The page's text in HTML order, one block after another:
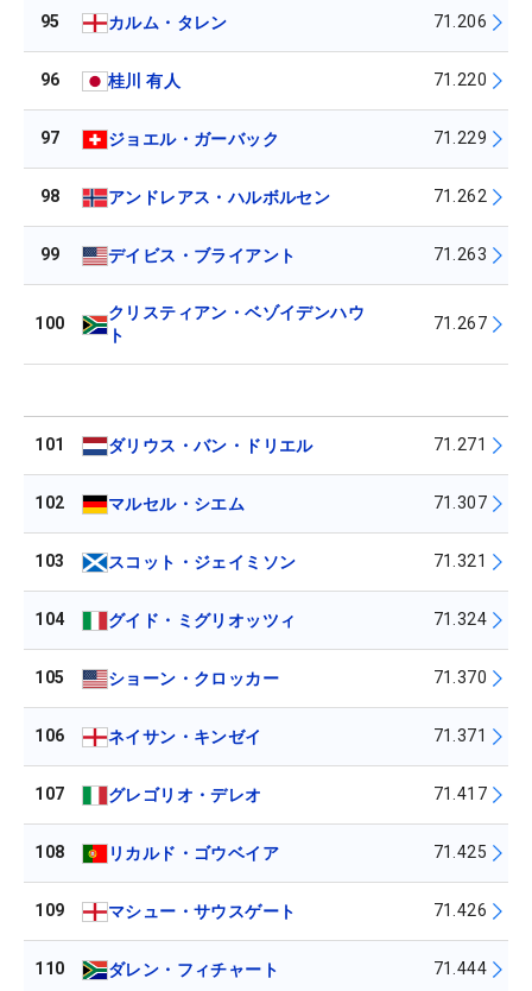
95 カルム・タレン 71.206
96 桂川 有人 71.220
97 ジョエル・ガーバック 71.229
98 アンドレアス・ハルボルセン 71.262
99 デイビス・ブライアント 71.263
100
クリスティアン・ベゾイデンハウ
ト
71.267
101 ダリウス・バン・ドリエル 71.271
102 マルセル・シエム 71.307
103 スコット・ジェイミソン 71.321
104 グイド・ミグリオッツィ 71.324
105 ショーン・クロッカー 71.370
106 ネイサン・キンゼイ 71.371
107 グレゴリオ・デレオ 71.417
108 リカルド・ゴウベイア 71.425
109 マシュー・サウスゲート 71.426
110 ダレン・フィチャート 71.444